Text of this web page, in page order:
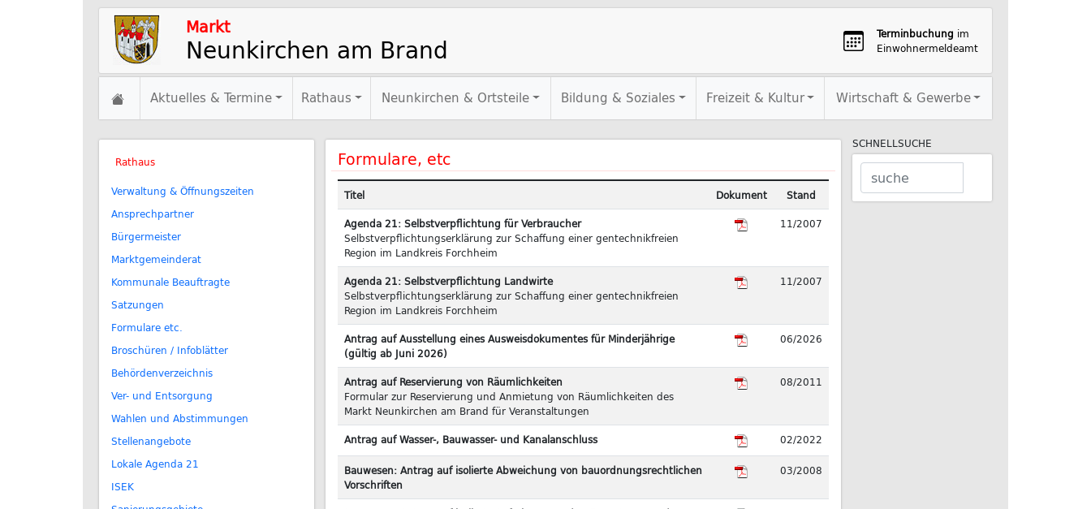
Markt
Neunkirchen am Brand Terminbuchung im
Einwohnermeldeamt
Aktuelles & Termine Rathaus Neunkirchen & Ortsteile Bildung & Soziales Freizeit & Kultur Wirtschaft & Gewerbe
Rathaus
Verwaltung & Öffnungszeiten
Ansprechpartner
Bürgermeister
Marktgemeinderat
Kommunale Beauftragte
Satzungen
Formulare etc.
Broschüren / Infoblätter
Behördenverzeichnis
Ver- und Entsorgung
Wahlen und Abstimmungen
Stellenangebote
Lokale Agenda 21
ISEK
Formulare, etc
Titel Dokument
Stand
Agenda 21: Selbstverpflichtung für Verbraucher
Selbstverpflichtungserklärung zur Schaffung einer gentechnikfreien
Region im Landkreis Forchheim
11/2007
Agenda 21: Selbstverpflichtung Landwirte
Selbstverpflichtungserklärung zur Schaffung einer gentechnikfreien
Region im Landkreis Forchheim
11/2007
Antrag auf Ausstellung eines Ausweisdokumentes für Minderjährige
(gültig ab Juni 2026)
06/2026
Antrag auf Reservierung von Räumlichkeiten
Formular zur Reservierung und Anmietung von Räumlichkeiten des
Markt Neunkirchen am Brand für Veranstaltungen
08/2011
Antrag auf Wasser-, Bauwasser- und Kanalanschluss 02/2022
Bauwesen: Antrag auf isolierte Abweichung von bauordnungsrechtlichen
Vorschriften
03/2008
SCHNELLSUCHE